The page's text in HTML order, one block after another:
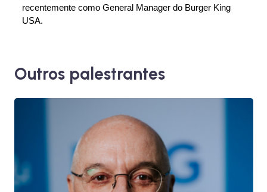
recentemente como General Manager do Burger King
USA.
Outros palestrantes